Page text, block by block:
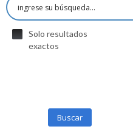
Solo resultados
exactos
Buscar